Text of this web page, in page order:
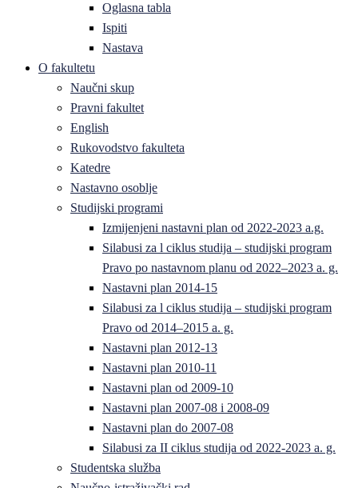
Oglasna tabla
Ispiti
Nastava
O fakultetu
Naučni skup
Pravni fakultet
English
Rukovodstvo fakulteta
Katedre
Nastavno osoblje
Studijski programi
Izmijenjeni nastavni plan od 2022-2023 a.g.
Silabusi za l ciklus studija – studijski program
Pravo po nastavnom planu od 2022–2023 a. g.
Nastavni plan 2014-15
Silabusi za l ciklus studija – studijski program
Pravo od 2014–2015 a. g.
Nastavni plan 2012-13
Nastavni plan 2010-11
Nastavni plan od 2009-10
Nastavni plan 2007-08 i 2008-09
Nastavni plan do 2007-08
Silabusi za II ciklus studija od 2022-2023 a. g.
Studentska služba